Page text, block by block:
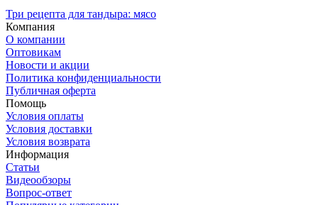
Три рецепта для тандыра: мясо
Компания
О компании
Оптовикам
Новости и акции
Политика конфиденциальности
Публичная оферта
Помощь
Условия оплаты
Условия доставки
Условия возврата
Информация
Статьи
Видеообзоры
Вопрос-ответ